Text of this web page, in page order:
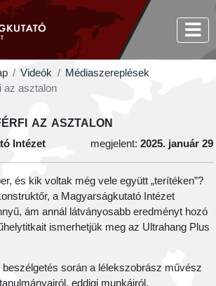
Videók
Médiaszereplések
az asztalon
az asztalon
Intézet megjelent: 2025. január 29
és kik voltak még vele együtt „terítéken”?
a Magyarságkutató Intézet
ám annál látványosabb eredményt hozó
ismerhetjük meg az Ultrahang Plus
során a lélekszobrász művész
eddigi munkáiról.